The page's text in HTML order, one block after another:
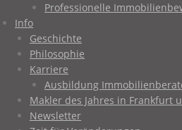
Professionelle
Info
Geschichte
Philosophie
Karriere
Ausbildung
Makler des Jahres in Frankfurt
Newsletter